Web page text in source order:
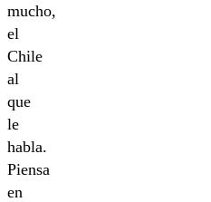
mucho,
el
Chile
al
que
le
habla.
Piensa
en